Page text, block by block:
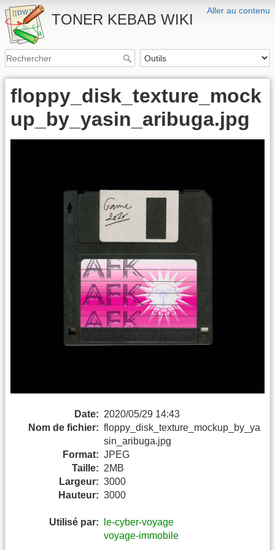
Aller au contenu
TONER KEBAB WIKI
floppy_disk_texture_mock
up_by_yasin_aribuga.jpg
Date: 2020/05/29 14:43
Nom de fichier: floppy_disk_texture_mockup_by_ya
sin_aribuga.jpg
Format: JPEG
Taille: 2MB
Largeur: 3000
Hauteur: 3000
Utilisé par:
le-cyber-voyage
voyage-immobile